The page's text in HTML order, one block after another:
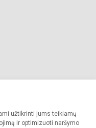
užtikrinti jums teikiamų
ir optimizuoti naršymo
Visos teisės saugomos.
sutikimo griežtai draudžiama.